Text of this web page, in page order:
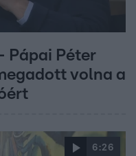
Pápai Péter
volna a
6:26